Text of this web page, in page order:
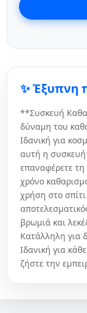
✨ Έξυπνη
**Συσκευή
δύναμη του
Ιδανική για
αυτή η συσκευή
επαναφέρετε
χρόνο
χρήση στο
βρωμιά και
Κατάλληλη για
Ιδανική για
ζήστε την